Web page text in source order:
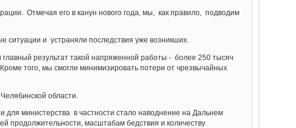
Отмечая его в канун нового года, мы, как правило, подводим
и устраняли последствия уже возникших.
результат такой напряженной работы - более 250 тысяч
того, мы смогли минимизировать потери от чрезвычайных
области.
министерства в частности стало наводнение на Дальнем
продолжительности, масштабам бедствия и количеству